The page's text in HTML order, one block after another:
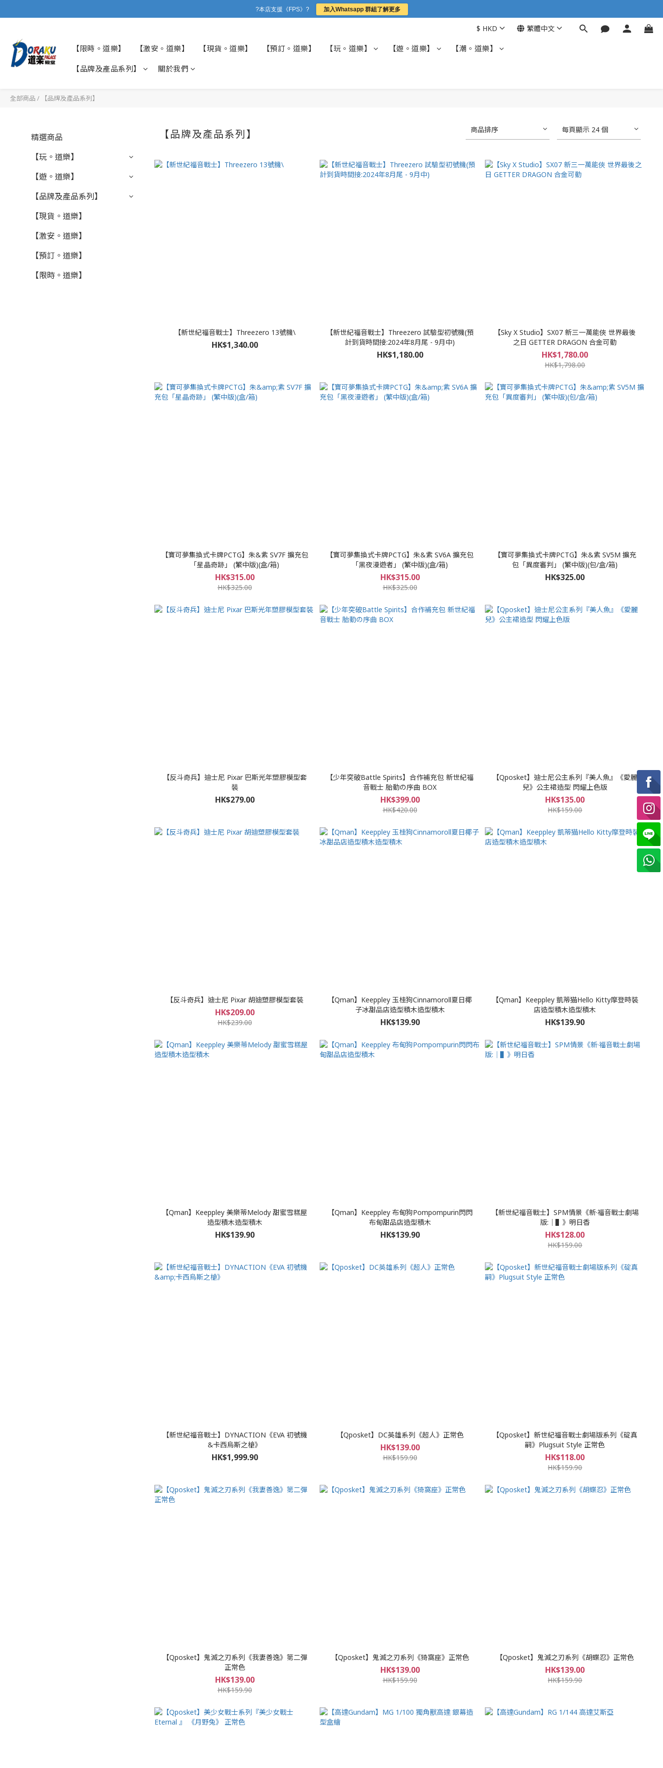
【限時。道樂】 【激安。道樂】 【現貨。道樂】 【預訂。道樂】 【玩。道樂】 【遊。道樂】 【潮。道樂】
【品牌及產品系列】 關於我們
$ HKD 繁體中文
全部商品 / 【品牌及產品系列】
精選商品
【玩。道樂】
【遊。道樂】
【品牌及產品系列】
【現貨。道樂】
【激安。道樂】
【預訂。道樂】
【限時。道樂】
【品牌及產品系列】 商品排序 每頁顯示 24 個
【新世紀福音戰士】Threezero 13號機\
HK$1,340.00
【新世紀福音戰士】Threezero 試驗型初號機(預
計到貨時間接:2024年8月尾 - 9月中)
HK$1,180.00
【Sky X Studio】SX07 新三一萬能俠 世界最後
之日 GETTER DRAGON 合金可動
HK$1,780.00
HK$1,798.00
【寶可夢集換式卡牌PCTG】朱&紫 SV7F 擴充包
「星晶奇跡」 (繁中版)(盒/箱)
HK$315.00
HK$325.00
【寶可夢集換式卡牌PCTG】朱&紫 SV6A 擴充包
「黑夜漫遊者」 (繁中版)(盒/箱)
HK$315.00
HK$325.00
【寶可夢集換式卡牌PCTG】朱&紫 SV5M 擴充
包「異度審判」 (繁中版)(包/盒/箱)
HK$325.00
【反斗奇兵】迪士尼 Pixar 巴斯光年塑膠模型套
裝
HK$279.00
【少年突破Battle Spirits】合作補充包 新世紀福
音戰士 胎動の序曲 BOX
HK$399.00
HK$420.00
【Qposket】迪士尼公主系列『美人魚』《愛麗
兒》公主裙造型 閃耀上色版
HK$135.00
HK$159.00
【反斗奇兵】迪士尼 Pixar 胡迪塑膠模型套裝
HK$209.00
HK$239.00
【Qman】Keeppley 玉桂狗Cinnamoroll夏日椰
子冰甜品店造型積木造型積木
HK$139.90
【Qman】Keeppley 凱蒂猫Hello Kitty摩登時裝
店造型積木造型積木
HK$139.90
【Qman】Keeppley 美樂蒂Melody 甜蜜雪糕屋
造型積木造型積木
HK$139.90
【Qman】Keeppley 布甸狗Pompompurin閃閃
布甸甜品店造型積木
HK$139.90
【新世紀福音戰士】SPM情景《新·福音戰士劇場
版:│▌》明日香
HK$128.00
HK$159.00
【新世紀福音戰士】DYNACTION《EVA 初號機
&卡西烏斯之槍》
HK$1,999.90
【Qposket】DC英雄系列《超人》正常色
HK$139.00
HK$159.90
【Qposket】新世紀福音戰士劇場版系列《碇真
嗣》Plugsuit Style 正常色
HK$118.00
HK$159.90
【Qposket】鬼滅之刃系列《我妻善逸》第二彈
正常色
HK$139.00
HK$159.90
【Qposket】鬼滅之刃系列《猗窩座》正常色
HK$139.00
HK$159.90
【Qposket】鬼滅之刃系列《胡蝶忍》正常色
HK$139.00
HK$159.90
?本店支援《FPS》? 加入Whatsapp 群組了解更多